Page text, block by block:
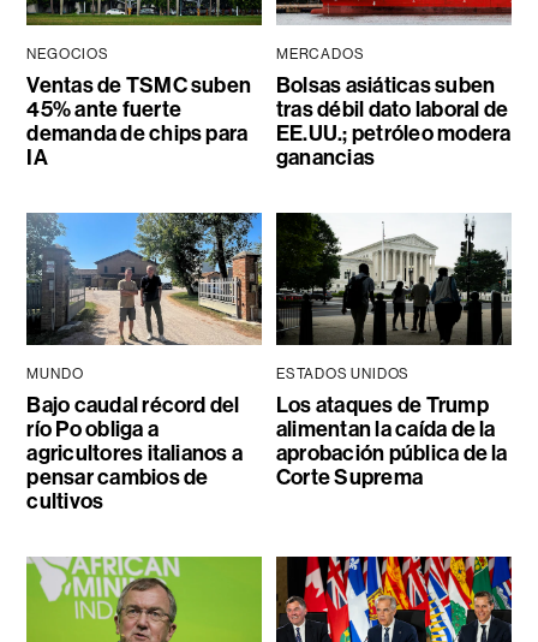
NEGOCIOS
Ventas de TSMC suben
45% ante fuerte
demanda de chips para
IA
MERCADOS
Bolsas asiáticas suben
tras débil dato laboral de
EE.UU.; petróleo modera
ganancias
MUNDO
Bajo caudal récord del
río Po obliga a
agricultores italianos a
pensar cambios de
cultivos
ESTADOS UNIDOS
Los ataques de Trump
alimentan la caída de la
aprobación pública de la
Corte Suprema